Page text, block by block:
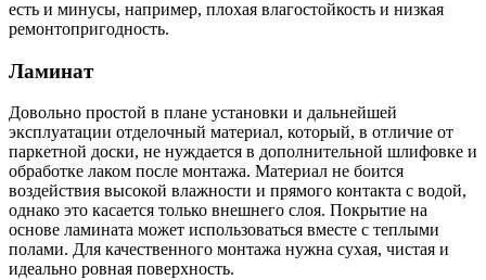
есть и минусы, например, плохая влагостойкость и низкая
ремонтопригодность.
Ламинат
Довольно простой в плане установки и дальнейшей
эксплуатации отделочный материал, который, в отличие от
паркетной доски, не нуждается в дополнительной шлифовке и
обработке лаком после монтажа. Материал не боится
воздействия высокой влажности и прямого контакта с водой,
однако это касается только внешнего слоя. Покрытие на
основе ламината может использоваться вместе с теплыми
полами. Для качественного монтажа нужна сухая, чистая и
идеально ровная поверхность.